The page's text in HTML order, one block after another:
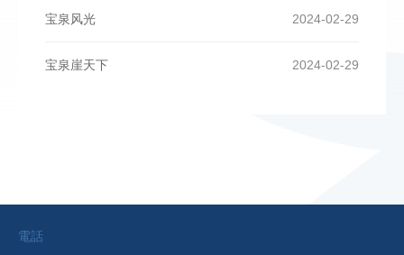
2024-02-29
宝泉风光
2024-02-29
宝泉崖天下
電話